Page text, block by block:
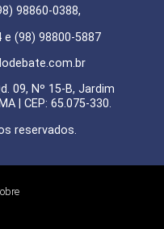
98860-0388,
e (98) 98800-5887
09, Nº 15-B, Jardim
| CEP: 65.075-330.
reservados.